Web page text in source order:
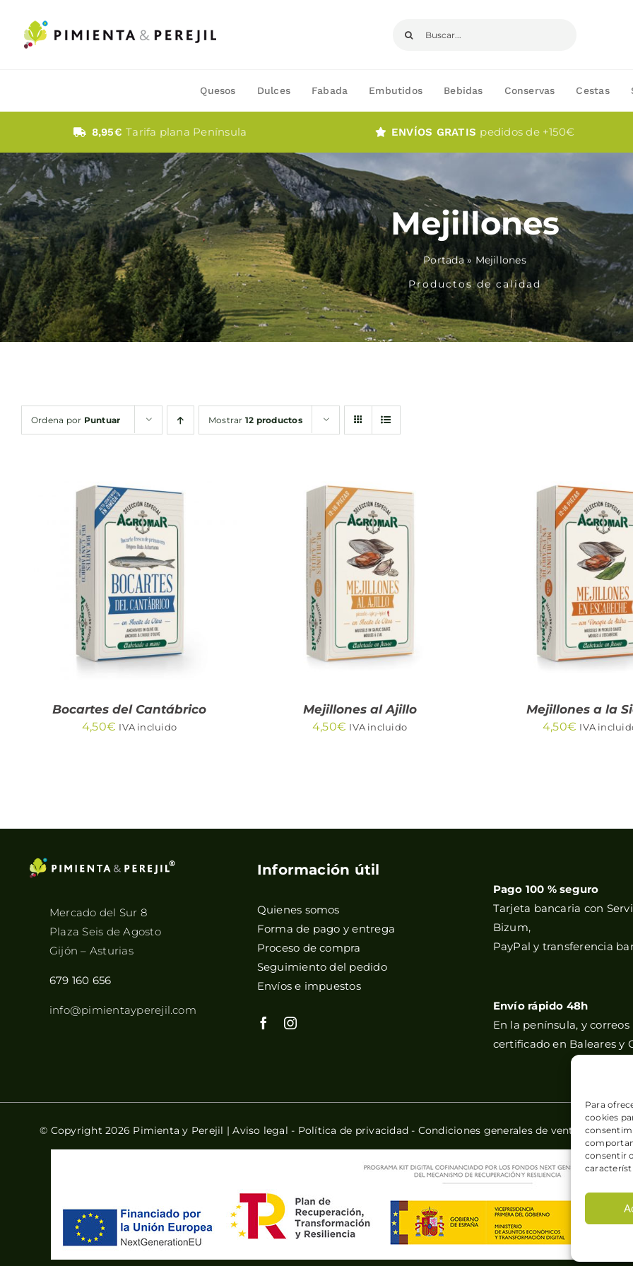
Para
cookies
consentir
contenido
Quesos Dulces Fabada Embutidos Bebidas Conservas Cestas
8,95€Tarifa plana Península ENVÍOS GRATIS pedidos de +150€
Mejillones
Portada» Mejillones
Productos de calidad
Ordena por Puntuar Mostrar 12 productos
AÑADIR AL CARRITO
QUICK VIEW
Bocartes del Cantábrico
4,50€ IVA incluido
AÑADIR AL CARRITO
QUICK VIEW
Mejillones al Ajillo
4,50€ IVA incluido
AÑADIR AL CARRITO
QUICK VIEW
Mejillones a la
4,50€ IVA
Mercado del Sur 8
Plaza Seis de Agosto
Gijón – Asturias
679 160 656
info@pimientayperejil.com
Información útil
Quienes somos
Forma de pago y entrega
Proceso de compra
Seguimiento del pedido
Envíos e impuestos
Pago 100 % seguro
Tarjeta bancaria con
Bizum,
PayPal y transferencia
Envío rápido 48h
En la península, y correos
certificado en Baleares y
© Copyright 2026 Pimienta y Perejil |Aviso legal - Política de privacidad- Condiciones generales de venta -Política